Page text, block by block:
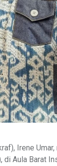
Irene
Aula Barat